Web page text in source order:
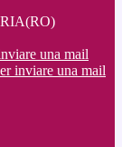
una mail
inviare una mail